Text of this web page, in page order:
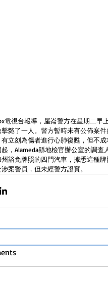
電視台報導，屋崙警方在星期二早
擊斃了一人。警方暫時未有公佈案
有立刻為傷者進行心肺復甦，但不
，Alameda縣地檢官辦公室的調
州豁免牌照的四門汽車，據悉這種
案警員，但未經警方證實。